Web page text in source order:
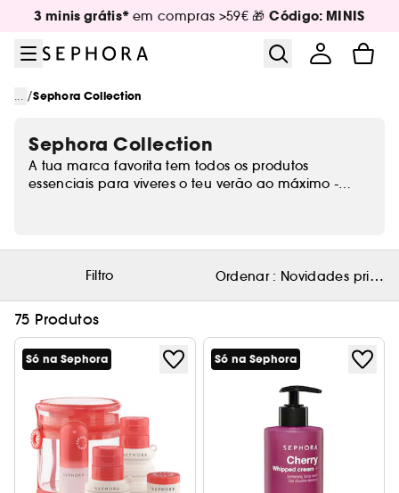
Ir para o menu
Ir para o conteúdo principal
Ir para o rodapé
3 minis grátis* em compras >59€ 🎁Código: MINIS
... /Sephora Collection
Sephora Collection
A tua marca favorita tem todos os produtos
essenciais para viveres o teu verão ao máximo -
Filtro Ordenar : Novidades
75 Produtos
Só na Sephora Só na Sephora